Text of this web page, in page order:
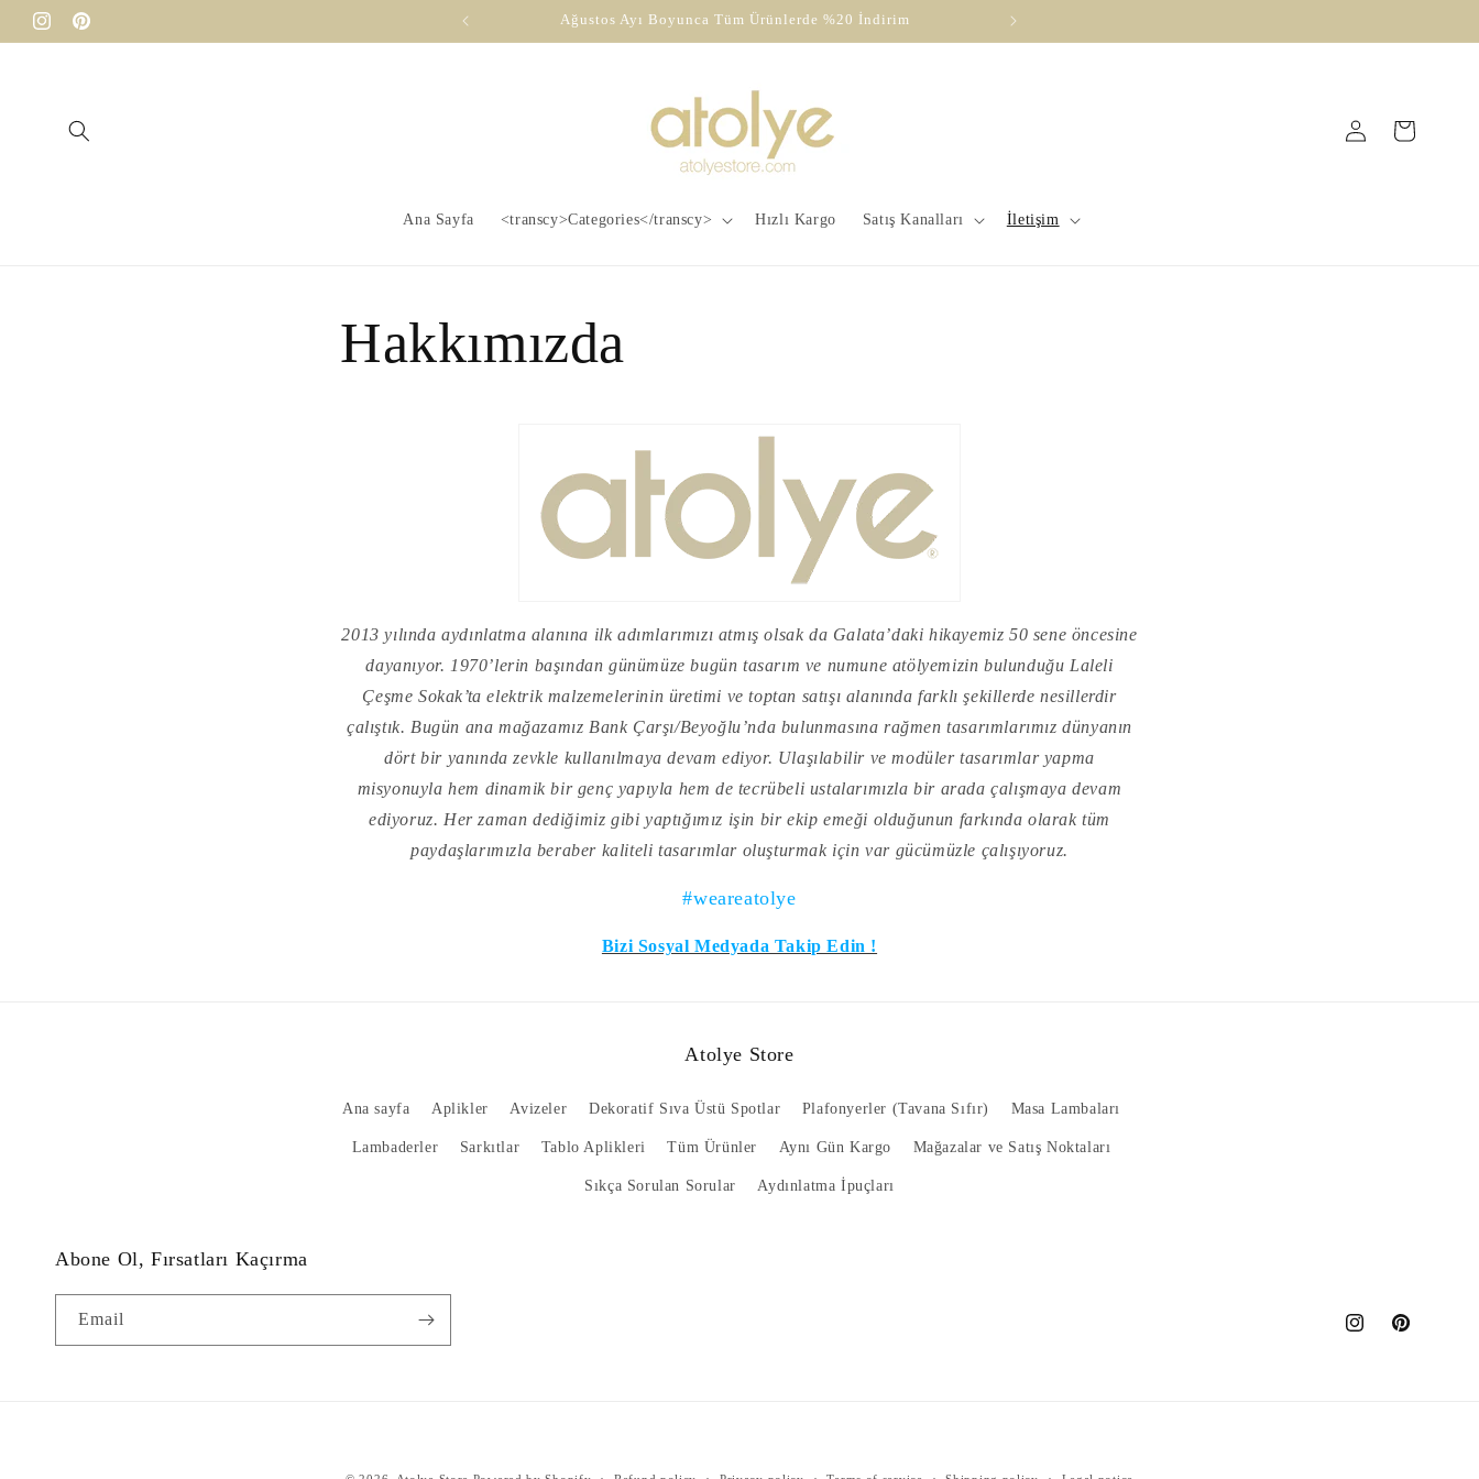
Skip to
content
InstagramPinterest
Ağustos Ayı Boyunca Tüm Ürünlerde %20 İndirim
Ana Sayfa <transcy>Categories</transcy> Hızlı Kargo Satış Kanalları İletişim
Log
in
Cart
Hakkımızda
2013 yılında aydınlatma alanına ilk adımlarımızı atmış olsak da Galata’daki hikayemiz 50 sene öncesine
dayanıyor. 1970’lerin başından günümüze bugün tasarım ve numune atölyemizin bulunduğu Laleli
Çeşme Sokak’ta elektrik malzemelerinin üretimi ve toptan satışı alanında farklı şekillerde nesillerdir
çalıştık. Bugün ana mağazamız Bank Çarşı/Beyoğlu’nda bulunmasına rağmen tasarımlarımız dünyanın
dört bir yanında zevkle kullanılmaya devam ediyor. Ulaşılabilir ve modüler tasarımlar yapma
misyonuyla hem dinamik bir genç yapıyla hem de tecrübeli ustalarımızla bir arada çalışmaya devam
ediyoruz. Her zaman dediğimiz gibi yaptığımız işin bir ekip emeği olduğunun farkında olarak tüm
paydaşlarımızla beraber kaliteli tasarımlar oluşturmak için var gücümüzle çalışıyoruz.
#weareatolye
Bizi Sosyal Medyada Takip Edin !
Atolye Store
Ana sayfa Aplikler Avizeler Dekoratif Sıva Üstü Spotlar Plafonyerler (Tavana Sıfır) Masa Lambaları
Lambaderler Sarkıtlar Tablo Aplikleri Tüm Ürünler Aynı Gün Kargo Mağazalar ve Satış Noktaları
Sıkça Sorulan Sorular Aydınlatma İpuçları
Abone Ol, Fırsatları Kaçırma
Email
InstagramPinterest